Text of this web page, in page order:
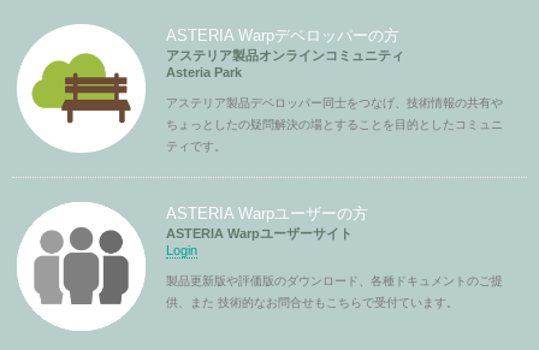
ASTERIA Warpデベロッパーの方
アステリア製品オンラインコミュニティ
Asteria Park
アステリア製品デベロッパー同士をつなげ、技術情報の共有や
ちょっとしたの疑問解決の場とすることを目的としたコミュニ
ティです。
ASTERIA Warpユーザーの方
ASTERIA Warpユーザーサイト
Login
製品更新版や評価版のダウンロード、各種ドキュメントのご提
供、また 技術的なお問合せもこちらで受付ています。